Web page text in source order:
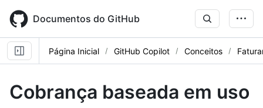
main
content
Documentos do GitHub
Página Inicial GitHub Copilot Conceitos
Cobrança baseada em uso